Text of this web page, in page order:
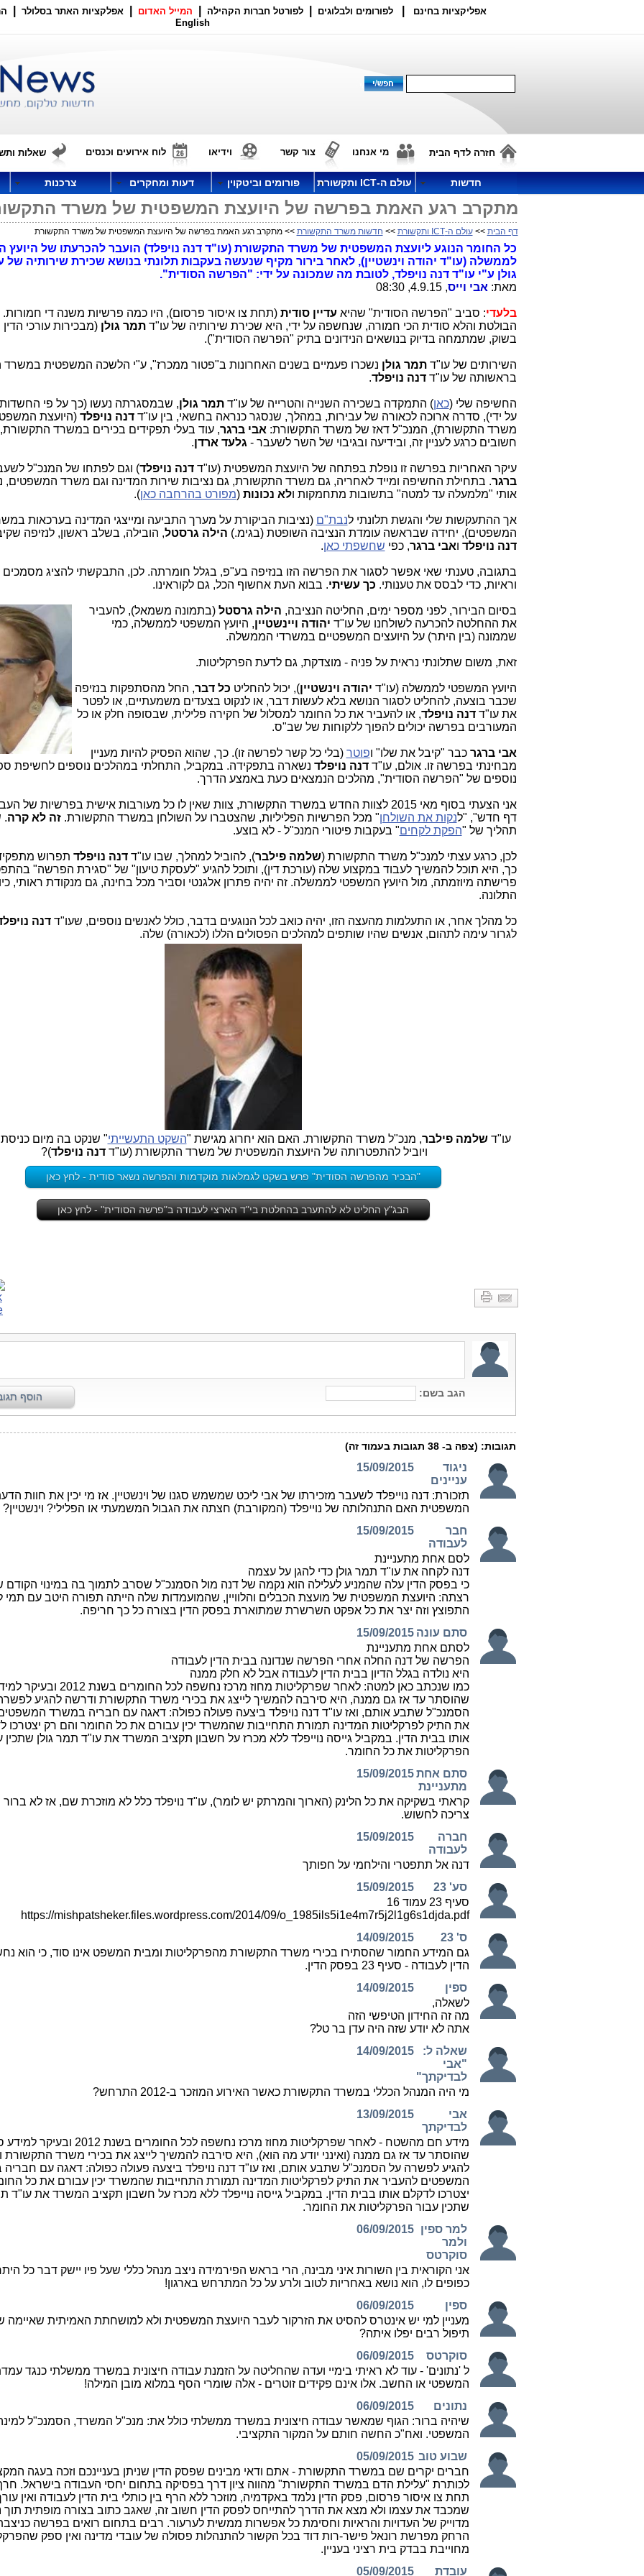
אפליקציות בחינם לפורומים ולבלוגים לפורטל חברות הקהילה המייל האדום אפלקציות האתר בסלולר
English
חזרה לדף הבית מי אנחנו צור קשר וידיאו לוח אירועים וכנסים שאלות
חדשות עולם ה-ICT ותקשורת פורומים וביטקוין דעות ומחקרים צרכנות
מתקרב רגע האמת בפרשה של היועצת המשפטית של משרד
דף הבית >>עולם ה-ICT ותקשורת >> חדשות משרד התקשורת >> מתקרב רגע האמת בפרשה של היועצת המשפטית של משרד התקשורת
כל החומר הנוגע ליועצת המשפטית של משרד התקשורת (עו"ד דנה נויפלד) הועבר להכרעתו של היועץ
לממשלה (עו"ד יהודה וינשטיין), לאחר בירור מקיף שנעשה בעקבות תלונתי בנושא שכירת שירותיה של
גולן ע"י עו"ד דנה נויפלד, לטובת מה שמכונה על ידי: "הפרשה הסודית".
מאת: אבי וייס, 4.9.15, 08:30
בלעדי: סביב "הפרשה הסודית" שהיא עדיין סודית(תחת צו איסור פרסום), היו כמה פרשיות משנה די
הבולטת והלא סודית הכי חמורה, שנחשפה על ידי, היא שכירת שירותיה של עו"דתמר גולן (מבכירות עורכי הדין
בשוק, שמתמחה בדיוק בנושאים הנידונים בתיק "הפרשה הסודית").
השירותים של עו"דתמר גולן נשכרו פעמיים בשנים האחרונות ב"פטור ממכרז", ע"י הלשכה המשפטית
בראשותה של עו"דדנה נויפלד.
החשיפה שלי (כאן) התמקדה בשכירה השנייה והטרייה של עו"דתמר גולן, שבמסגרתה נעשו (כך על פי
על ידי), סדרה ארוכה לכאורה של עבירות, במהלך, שנסגר כנראה בחשאי, בין עו"דדנה נויפלד (היועצת
משרד התקשורת), המנכ"ל דאז של משרד התקשורת: אבי ברגר, עוד בעלי תפקידים בכירים במשרד
חשובים כרגע לעניין זה, ובידיעה ובגיבוי של השר לשעבר - גלעד ארדן.
עיקר האחריות בפרשה זו נופלת בפתחה של היועצת המשפטית (עו"דדנה נויפלד) וגם לפתחו של המנכ"ל
ברגר. בתחילת החשיפה ומייד לאחריה, גם משרד התקשורת, גם נציבות שירות המדינה וגם משרד המשפטים,
אותי "מלמעלה עד למטה" בתשובות מתחמקות ולא נכונות (מפורט בהרחבה כאן).
אך ההתעקשות שלי והגשת תלונתי לנבת"ם (נציבות הביקורת על מערך התביעה ומייצגי המדינה בערכאות
המשפטים), יחידה שבראשה עומדת הנציבה השופטת (בגימ.) הילה גרסטל, הובילה, בשלב ראשון, לנזיפה
דנה נויפלד ואבי ברגר, כפי שחשפתי כאן.
בתגובה, טענתי שאי אפשר לסגור את הפרשה הזו בנזיפה בע"פ, בגלל חומרתה. לכן, התבקשתי להציג מסמכים
וראיות, כדי לבסס את טענותי. כך עשיתי. בבוא העת אחשוף הכל, גם לקוראינו.
בסיום הבירור, לפני מספר ימים, החליטה הנציבה, הילה גרסטל (בתמונה משמאל), להעביר
את ההחלטה להכרעה לשולחנו של עו"ד יהודה ויינשטיין, היועץ המשפטי לממשלה, כמי
שממונה (בין היתר) על היועצים המשפטיים במשרדי הממשלה.
זאת, משום שתלונתי נראית על פניה - מוצדקת, גם לדעת הפרקליטות.
היועץ המשפטי לממשלה (עו"ד יהודה וינשטיין), יכול להחליט כל דבר, החל מהסתפקות בנזיפה
שכבר בוצעה, להחליט לסגור הנושא בלא לעשות דבר, או לנקוט בצעדים משמעתיים, או לפטר
את עו"דדנה נויפלד, או להעביר את כל החומר למסלול של חקירה פלילית, שבסופה חלק או כל
המעורבים בפרשה יכולים להפוך ללקוחות של שב"ס.
אבי ברגר כבר "קיבל את שלו" ופוטר (בלי כל קשר לפרשה זו). כך, שהוא הפסיק להיות מעניין
מבחינתי בפרשה זו. אולם, עו"דדנה נויפלד נשארה בתפקידה. במקביל, התחלתי במהלכים נוספים לחשיפת
נוספים של "הפרשה הסודית", מהלכים הנמצאים כעת באמצע הדרך.
אני הצעתי בסוף מאי 2015 לצוות החדש במשרד התקשורת, צוות שאין לו כל מעורבות אישית בפרשיות של
דף חדש", "לנקות את השולחן" מכל הפרשיות הפליליות, שהצטברו על השולחן במשרד התקשורת.זה לא קרה.
תהליך של "הפקת לקחים" בעקבות פיטורי המנכ"ל - לא בוצע.
לכן, כרגע עצתי למנכ"ל משרד התקשורת (שלמה פילבר), להוביל למהלך, שבו עו"דדנה נויפלד תפרוש
כך, היא תוכל להמשיך לעבוד במקצוע שלה (עורכת דין), ותוכל להגיע "לעסקת טיעון" של "סגירת הפרשה"
פרישתה מיוזמתה, מול היועץ המשפטי לממשלה. זה יהיה פתרון אלגנטי וסביר מכל בחינה, גם מנקודת ראותי,
התלונה.
כל מהלך אחר, או התעלמות מהעצה הזו, יהיה כואב לכל הנוגעים בדבר, כולל לאנשים נוספים, שעו"דדנה
לגרור עימה לתהום, אנשים שהיו שותפים למהלכים הפסולים הללו (לכאורה) שלה.
עו"דשלמה פילבר, מנכ"ל משרד התקשורת. האם הוא יחרוג מגישת "השקט התעשייתי" שנקט בה מיום
ויוביל להתפטרותה של היועצת המשפטית של משרד התקשורת (עו"ד דנה נויפלד)?
"הבכיר מהפרשה הסודית" פרש בשקט לגמלאות מוקדמות והפרשה נשאר סודית - לחץ כאן
הבג"ץ החליט לא להתערב בהחלטת בי"ד הארצי לעבודה ב"פרשה הסודית" - לחץ כאן